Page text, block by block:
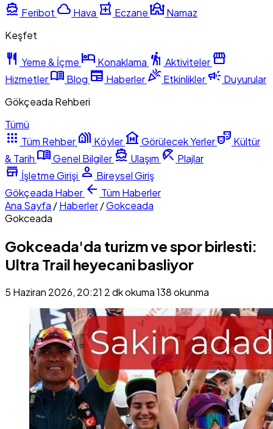
directions_boat Feribot cloud Hava local_pharmacy EczanemosqueNamaz
Keşfet
restaurant Yeme & İçme hotel Konaklama hiking Aktiviteler storefront
Hizmetlermenu_book Blog newspaper Haberler celebrationEtkinlikler campaign Duyurular
Gökçeada Rehberi
Tümü
apps Tüm Rehber holiday_village Köyler museum Görülecek Yerlertheater_comedy Kültür
& Tarih menu_bookGenel Bilgiler directions_boat Ulaşım beach_access Plajlar
store İşletme Girişi person Bireysel Giriş
Gökçeada Haber arrow_back Tüm Haberler
Ana Sayfa /Haberler/Gokceada
Gokceada
Gokceada'da turizm ve spor birlesti:
Ultra Trail heyecani basliyor
5 Haziran 2026, 20:21 2 dk okuma138 okunma